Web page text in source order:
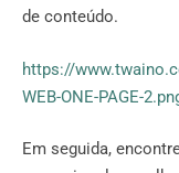
de conteúdo.
https://
WEB-ONE-PAGE-
Em seguida,